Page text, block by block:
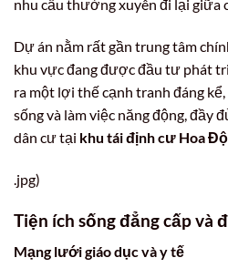
nhu cầu thường xuyên đi lại giữa
Dự án nằm rất gần trung tâm
khu vực đang được đầu tư phát
ra một lợi thế cạnh tranh đáng
sống và làm việc năng động, đầy
dân cư tại khu tái định cư Hoa
.jpg)
Tiện ích sống đẳng cấp và
Mạng lưới giáo dục và y tế